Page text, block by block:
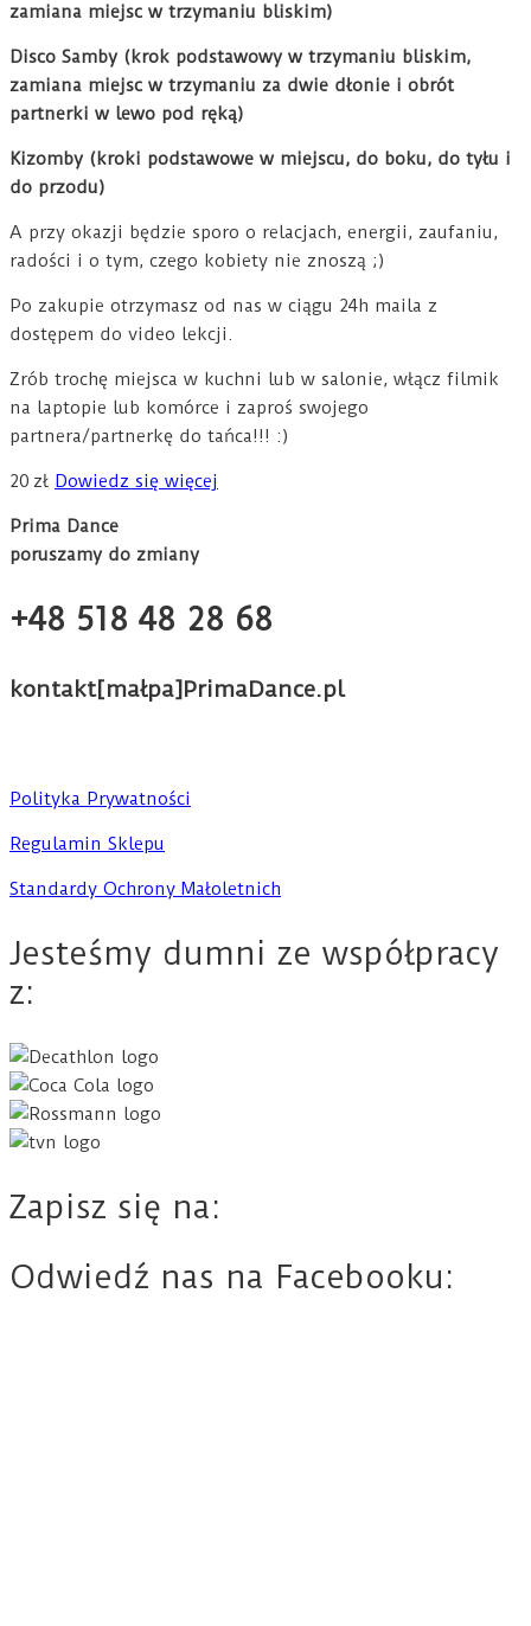
zamiana miejsc w trzymaniu bliskim)
Disco Samby (krok podstawowy w trzymaniu bliskim,
zamiana miejsc w trzymaniu za dwie dłonie i obrót
partnerki w lewo pod ręką)
Kizomby (kroki podstawowe w miejscu, do boku, do tyłu i
do przodu)
A przy okazji będzie sporo o relacjach, energii, zaufaniu,
radości i o tym, czego kobiety nie znoszą ;)
Po zakupie otrzymasz od nas w ciągu 24h maila z
dostępem do video lekcji.
Zrób trochę miejsca w kuchni lub w salonie, włącz filmik
na laptopie lub komórce i zaproś swojego
partnera/partnerkę do tańca!!! :)
20 zł Dowiedz się więcej
Prima Dance
poruszamy do zmiany
+48 518 48 28 68
kontakt[małpa]PrimaDance.pl
Polityka Prywatności
Regulamin Sklepu
Standardy Ochrony Małoletnich
Jesteśmy dumni ze współpracy
z:
Zapisz się na:
Odwiedź nas na Facebooku: